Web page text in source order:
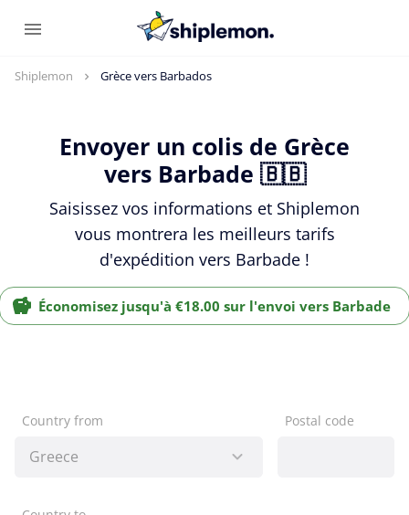
Shiplemon Grèce vers Barbados
Envoyer un colis de Grèce
vers Barbade 🇧🇧
Saisissez vos informations et Shiplemon
vous montrera les meilleurs tarifs
d'expédition vers Barbade !
Économisez jusqu'à €18.00 sur l'envoi vers Barbade
Country from Postal code